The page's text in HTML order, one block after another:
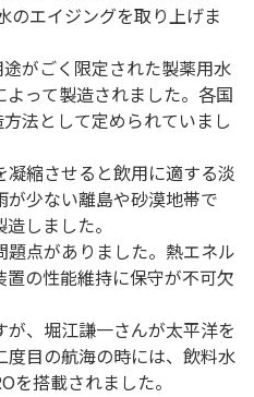
のエイジングを取り上げま
がごく限定された製薬用水
って製造されました。各国
法として定められていまし
縮させると飲用に適する淡
少ない離島や砂漠地帯で
しました。
点がありました。熱エネル
の性能維持に保守が不可欠
、堀江謙一さんが太平洋を
度目の航海の時には、飲料水
を搭載されました。